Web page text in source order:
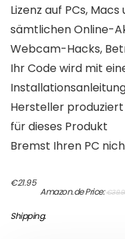
Lizenz auf PCs,
sämtlichen Online-
Webcam-Hacks,
Ihr Code wird mit
Hersteller
für dieses Produkt
Bremst Ihren PC
Amazon.de Price:€
€21.95
Shipping.